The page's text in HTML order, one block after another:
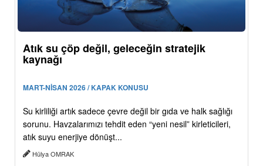
Atık su çöp değil, geleceğin stratejik
kaynağı
MART-NİSAN 2026 / KAPAK KONUSU
Su kirliliği artık sadece çevre değil bir gıda ve halk sağlığı
sorunu. Havzalarımızı tehdit eden “yeni nesil” kirleticileri,
atık suyu enerjiye dönüşt...
Hülya OMRAK